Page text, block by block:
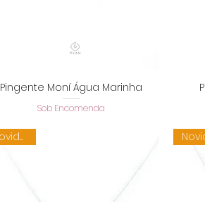
Visualização rápida
Pingente Moní Água Marinha
Sob Encomenda
Novidade